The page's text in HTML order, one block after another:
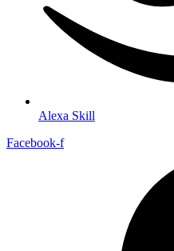
Alexa Skill
Facebook-f